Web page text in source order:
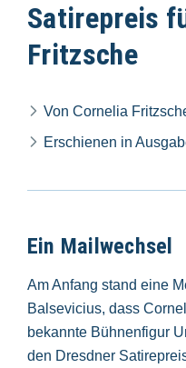
Satirepreis
Fritzsche
Von Cornelia
Erschienen in
Ein Mailwechsel
Am Anfang stand eine
Balsevicius, dass
bekannte Bühnenfigur
den Dresdner